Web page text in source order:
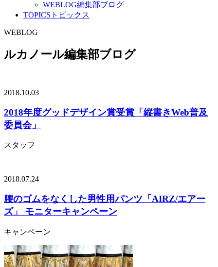
WEBLOG編集部ブログ
TOPICS トピックス
WEBLOG
ルカノール編集部ブログ
2018.10.03
2018年度グッドデザイン賞受賞「縦書きWeb普及
委員会」
スタッフ
2018.07.24
腰のゴムをなくした男性用パンツ「AIRZ/エアー
ズ」 モニターキャンペーン
キャンペーン